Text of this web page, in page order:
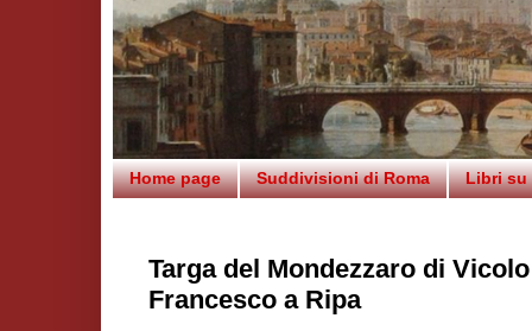
Home page Suddivisioni di Roma Libri su
Targa del Mondezzaro di
Francesco a Ripa